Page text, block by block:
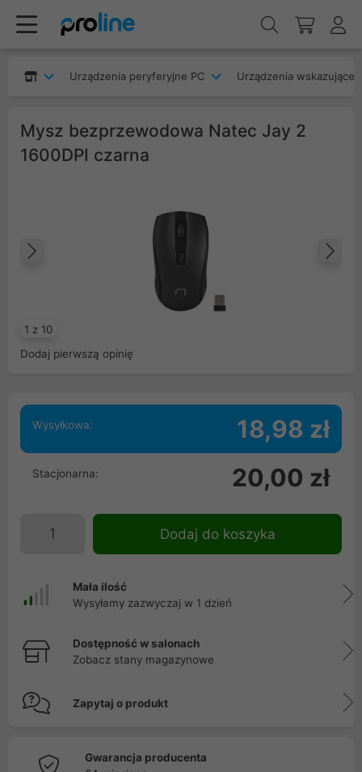
Urządzenia peryferyjne PC Urządzenia wskazujące
Mysz bezprzewodowa Natec Jay 2
1600DPI czarna
1 z 10
Dodaj pierwszą opinię
Wysyłkowa: 18,98 zł
Stacjonarna: 20,00 zł
Dodaj do koszyka
Mała ilość
Wysyłamy zazwyczaj w 1 dzień
Dostępność w salonach
Zobacz stany magazynowe
Zapytaj o produkt
Gwarancja producenta